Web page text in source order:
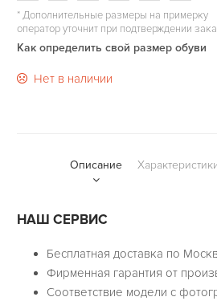
*Дополнительные размеры на примерку
оператор уточнит при подтверждении
Как определить свой размер обуви
Нет в наличии
Описание
НАШ СЕРВИС
Бесплатная доставка по
Фирменная гарантия от
Соответствие модели с